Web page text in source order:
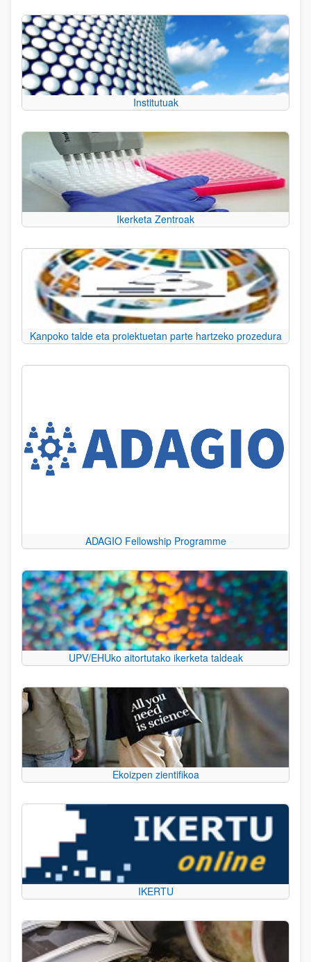
Institutuak
Ikerketa Zentroak
Kanpoko talde eta proiektuetan parte hartzeko prozedura
ADAGIO Fellowship Programme
UPV/EHUko aitortutako ikerketa taldeak
Ekoizpen zientifikoa
IKERTU